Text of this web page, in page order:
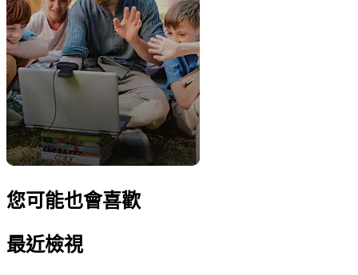
您可能也會喜歡
最近檢視